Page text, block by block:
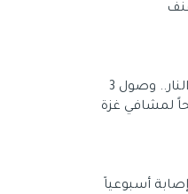
1203 منذ وقف النار.. وصول 3
و12 جريحاً لمشافي غزة
آلاف إصابة أسبوعياً